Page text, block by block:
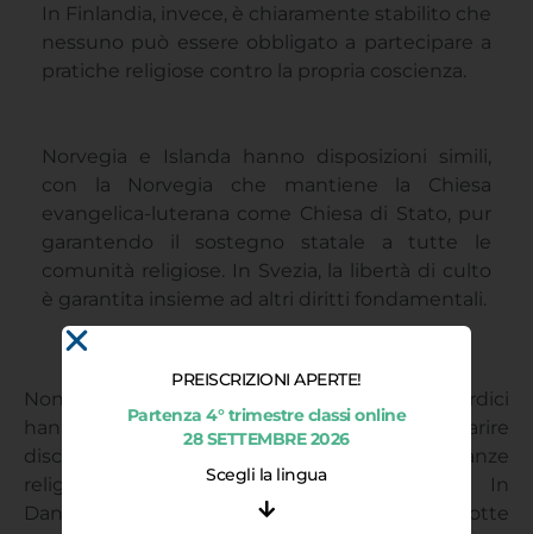
In Finlandia, invece, è chiaramente stabilito che
nessuno può essere obbligato a partecipare a
pratiche religiose contro la propria coscienza.
Norvegia e Islanda hanno disposizioni simili,
con la Norvegia che mantiene la Chiesa
evangelica-luterana come Chiesa di Stato, pur
garantendo il sostegno statale a tutte le
comunità religiose. In Svezia, la libertà di culto
è garantita insieme ad altri diritti fondamentali.
Nonostante queste garanzie, alcuni paesi nordici
hanno adottato normative che possono apparire
discriminatorie nei confronti delle minoranze
religiose, in particolare dei musulmani. In
Danimarca, ad esempio, sono state introdotte
PREISCRIZIONI APERTE!
Partenza 4° trimestre classi online
28 SETTEMBRE 2026
Scegli la lingua